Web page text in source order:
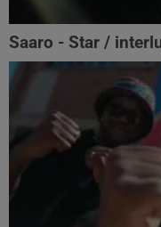
Saaro - Star /